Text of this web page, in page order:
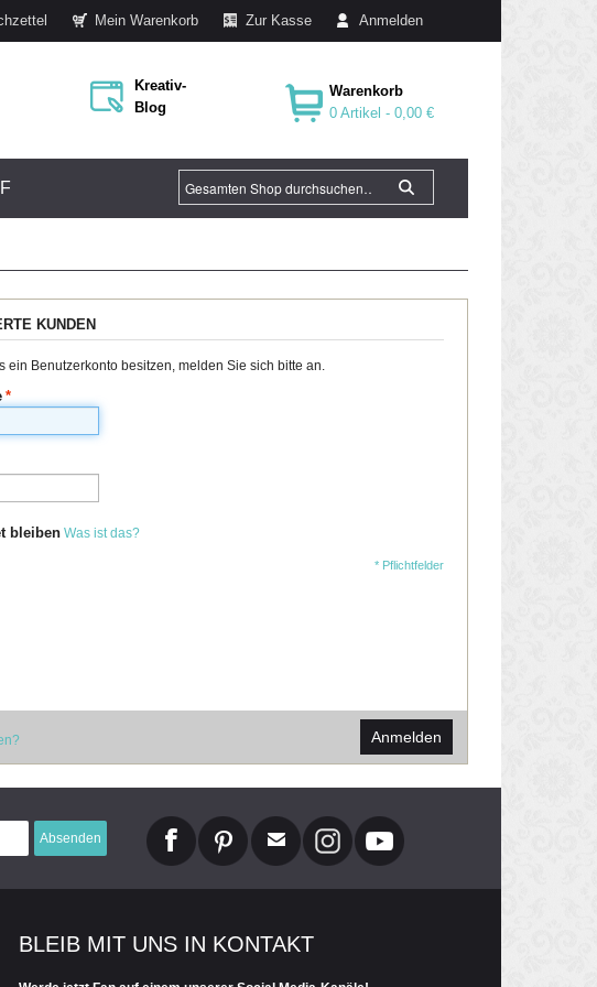
Mein Warenkorb Zur Kasse Anmelden
Kreativ-
Blog
Warenkorb
0 Artikel -0,00 €
KUNDEN
ein Benutzerkonto besitzen, melden Sie sich bitte an.
*
bleiben Was ist das?
* Pflichtfelder
Anmelden
Absenden
BLEIB MIT UNS IN KONTAKT